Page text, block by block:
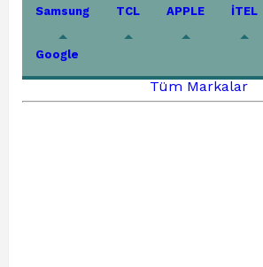
Samsung TCL APPLE İTEL
Google
Tüm Markalar